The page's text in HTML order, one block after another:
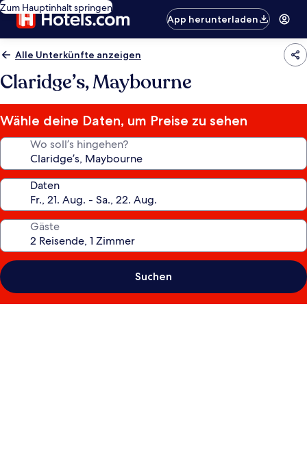
Zum Hauptinhalt springen
App herunterladen
Alle Unterkünfte anzeigen
Claridge’s, Maybourne
Wähle deine Daten, um Preise zu sehen
Wo soll’s hingehen?
Daten
Gäste
Suchen